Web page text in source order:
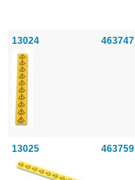
13024 463747
13025 463759